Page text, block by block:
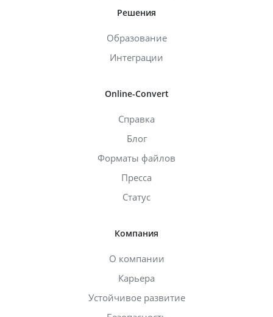
Решения
Образование
Интеграции
Online-Convert
Справка
Блог
Форматы файлов
Пресса
Статус
Компания
О компании
Карьера
Устойчивое развитие